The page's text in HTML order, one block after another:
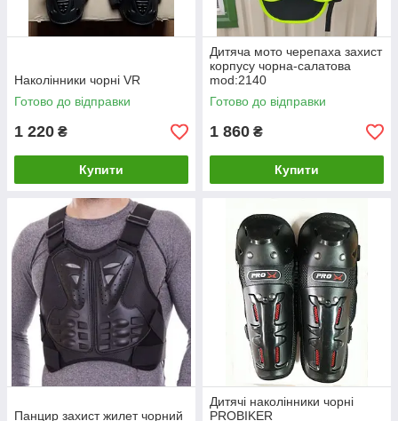
Наколінники чорні VR
Готово до відправки
1 220 ₴
Купити
Дитяча мото черепаха захист
корпусу чорна-салатова
mod:2140
Готово до відправки
1 860 ₴
Купити
Панцир захист жилет чорний
Дитячі наколінники чорні
PROBIKER